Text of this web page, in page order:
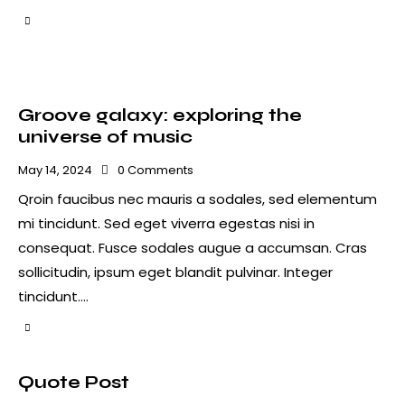
Groove galaxy: exploring the
universe of music
May 14, 2024 0 Comments
Qroin faucibus nec mauris a sodales, sed elementum
mi tincidunt. Sed eget viverra egestas nisi in
consequat. Fusce sodales augue a accumsan. Cras
sollicitudin, ipsum eget blandit pulvinar. Integer
tincidunt.…
Quote Post